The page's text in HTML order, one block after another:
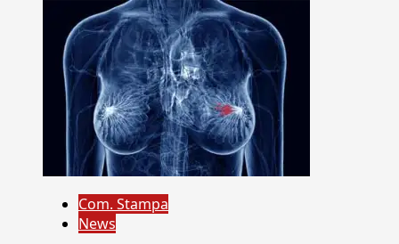
Com. Stampa
News